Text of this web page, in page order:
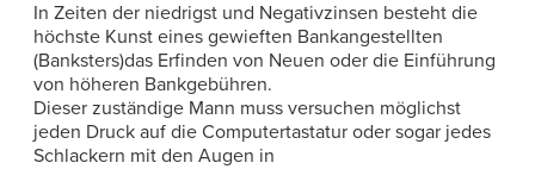
In Zeiten der niedrigst und Negativzinsen besteht die
höchste Kunst eines gewieften Bankangestellten
(Banksters)das Erfinden von Neuen oder die Einführung
von höheren Bankgebühren.
Dieser zuständige Mann muss versuchen möglichst
jeden Druck auf die Computertastatur oder sogar jedes
Schlackern mit den Augen in